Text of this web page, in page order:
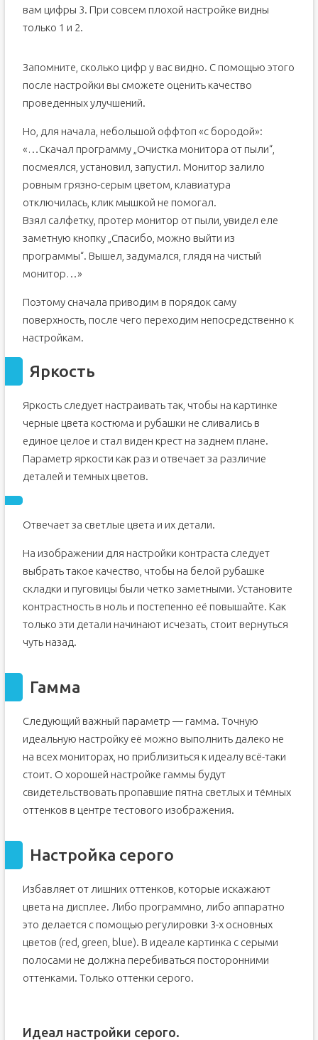
вам цифры 3. При совсем плохой настройке видны
только 1 и 2.
Запомните, сколько цифр у вас видно. С помощью этого
после настройки вы сможете оценить качество
проведенных улучшений.
Но, для начала, небольшой оффтоп «с бородой»:
«…Скачал программу „Очистка монитора от пыли“,
посмеялся, установил, запустил. Монитор залило
ровным грязно-серым цветом, клавиатура
отключилась, клик мышкой не помогал.
Взял салфетку, протер монитор от пыли, увидел еле
заметную кнопку „Спасибо, можно выйти из
программы“. Вышел, задумался, глядя на чистый
монитор…»
Поэтому сначала приводим в порядок саму
поверхность, после чего переходим непосредственно к
настройкам.
Яркость
Яркость следует настраивать так, чтобы на картинке
черные цвета костюма и рубашки не сливались в
единое целое и стал виден крест на заднем плане.
Параметр яркости как раз и отвечает за различие
деталей и темных цветов.
Отвечает за светлые цвета и их детали.
На изображении для настройки контраста следует
выбрать такое качество, чтобы на белой рубашке
складки и пуговицы были четко заметными. Установите
контрастность в ноль и постепенно её повышайте. Как
только эти детали начинают исчезать, стоит вернуться
чуть назад.
Гамма
Следующий важный параметр — гамма. Точную
идеальную настройку её можно выполнить далеко не
на всех мониторах, но приблизиться к идеалу всё-таки
стоит. О хорошей настройке гаммы будут
свидетельствовать пропавшие пятна светлых и тёмных
оттенков в центре тестового изображения.
Настройка серого
Избавляет от лишних оттенков, которые искажают
цвета на дисплее. Либо программно, либо аппаратно
это делается с помощью регулировки 3-х основных
цветов (red, green, blue). В идеале картинка с серыми
полосами не должна перебиваться посторонними
оттенками. Только оттенки серого.
Идеал настройки серого.